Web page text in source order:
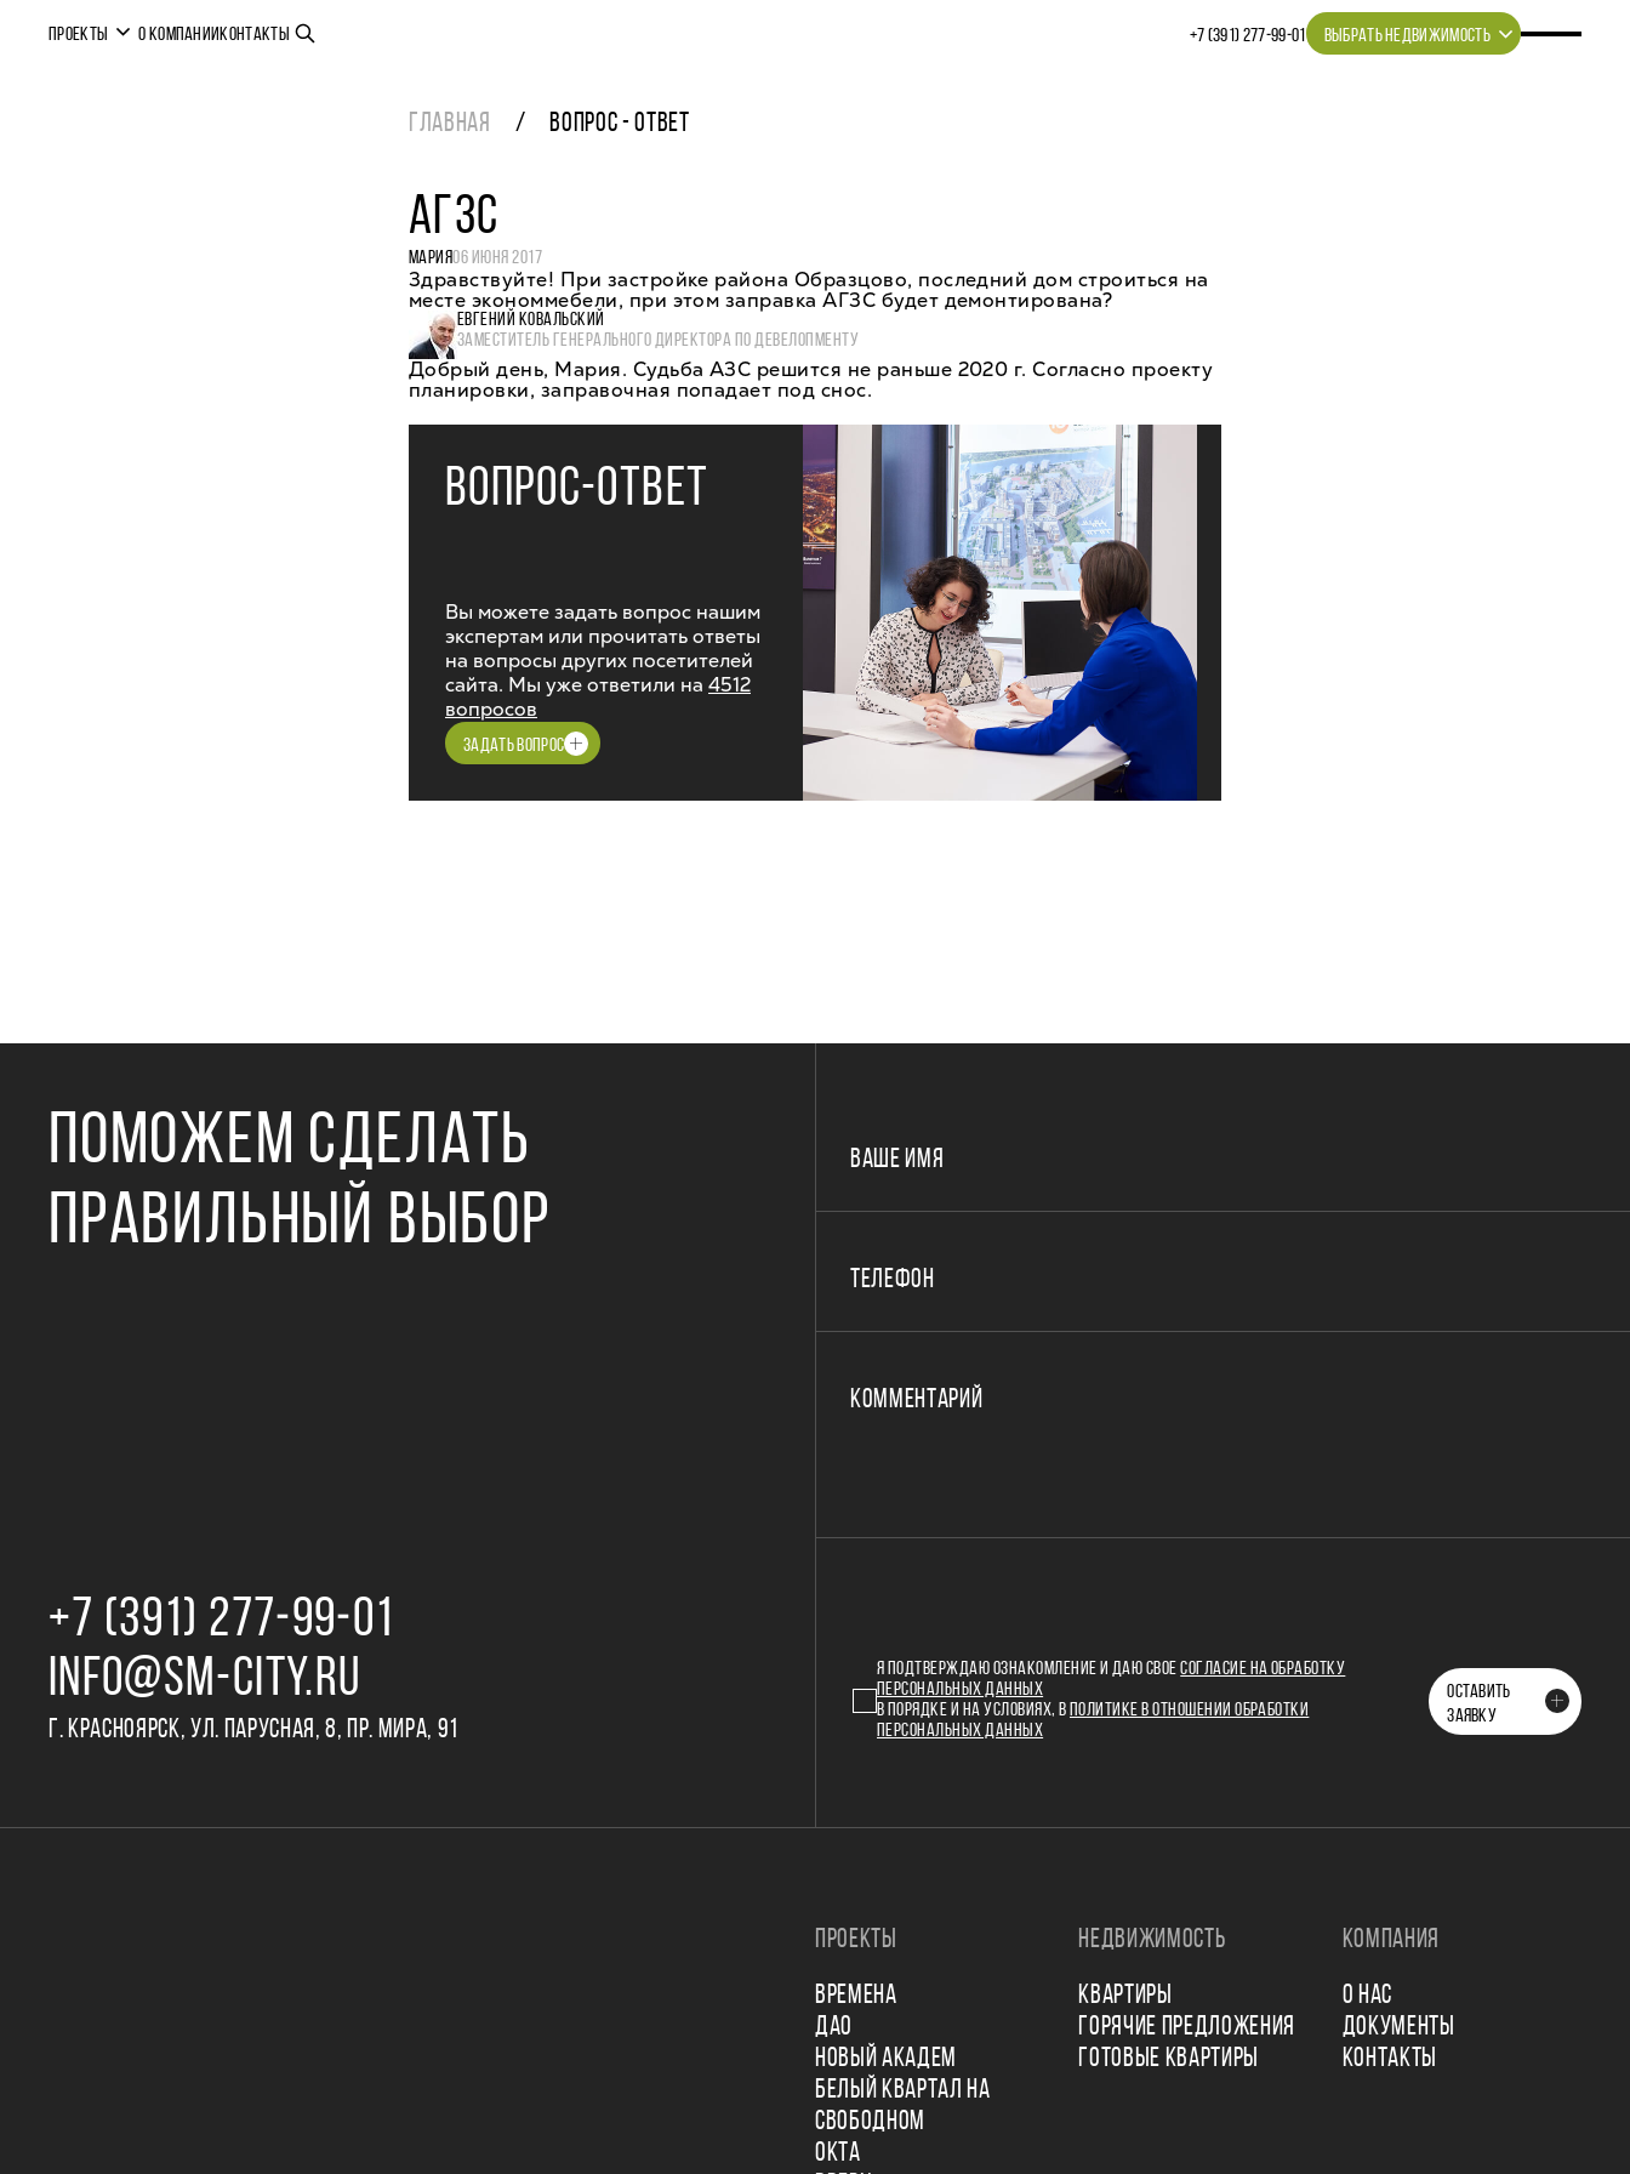
ПРОЕКТЫ О КОМПАНИИКОНТАКТЫ +7 (391) 277‒99‒01 ВЫБРАТЬ НЕДВИЖИМОСТЬ
ГЛАВНАЯ ВОПРОС - ОТВЕТ
АГЗС
МАРИЯ06 ИЮНЯ 2017
Здравствуйте! При застройке района Образцово, последний дом строиться на
месте экономмебели, при этом заправка АГЗС будет демонтирована?
ЕВГЕНИЙ КОВАЛЬСКИЙ
ЗАМЕСТИТЕЛЬ ГЕНЕРАЛЬНОГО ДИРЕКТОРА ПО ДЕВЕЛОПМЕНТУ
Добрый день, Мария. Судьба АЗС решится не раньше 2020 г. Согласно проекту
планировки, заправочная попадает под снос.
ВОПРОС-ОТВЕТ
Вы можете задать вопрос нашим
экспертам или прочитать ответы
на вопросы других посетителей
сайта. Мы уже ответили на 4512
вопросов
ЗАДАТЬ ВОПРОС
ПОМОЖЕМ СДЕЛАТЬ
ПРАВИЛЬНЫЙ ВЫБОР
+7 (391) 277‒99‒01
INFO@SM-CITY.RU
Г. КРАСНОЯРСК, УЛ. ПАРУСНАЯ, 8, ПР. МИРА, 91
ВАШЕ ИМЯ
ТЕЛЕФОН
КОММЕНТАРИЙ
Я ПОДТВЕРЖДАЮ ОЗНАКОМЛЕНИЕ И ДАЮ СВОЕСОГЛАСИЕ НА ОБРАБОТКУ
ПЕРСОНАЛЬНЫХ ДАННЫХ
В ПОРЯДКЕ И НА УСЛОВИЯХ, В
ПОЛИТИКЕ В ОТНОШЕНИИ ОБРАБОТКИ
ПЕРСОНАЛЬНЫХ ДАННЫХ
ОСТАВИТЬ
ЗАЯВКУ
ПРОЕКТЫ
ВРЕМЕНА
ДАО
НОВЫЙ АКАДЕМ
БЕЛЫЙ КВАРТАЛ НА
СВОБОДНОМ
ОКТА
НЕДВИЖИМОСТЬ
КВАРТИРЫ
ГОРЯЧИЕ ПРЕДЛОЖЕНИЯ
ГОТОВЫЕ КВАРТИРЫ
КОМПАНИЯ
О НАС
ДОКУМЕНТЫ
КОНТАКТЫ